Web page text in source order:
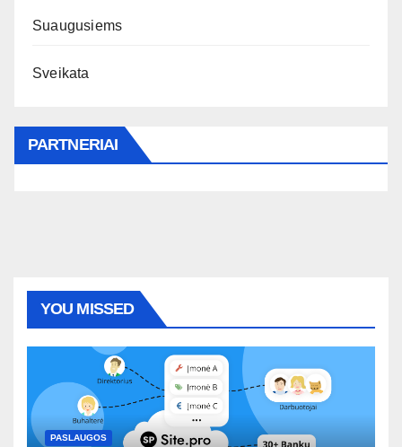
Suaugusiems
Sveikata
PARTNERIAI
YOU MISSED
PASLAUGOS